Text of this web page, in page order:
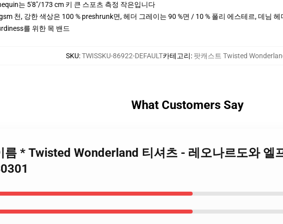
는 5'8"/173 cm 키 큰 스포츠 측정 작은입니다
천, 강한 색상은 100 % preshrunk면, 헤더 그레이는 90 %면 / 10 % 폴리 에스테르, 데님
를 위한 목 밴드
SKU:TWISSKU-86922-DEFAULT카테고리: 팟캐스트 Twisted
What Customers Say
* Twisted Wonderland 티셔츠 - 레오나르도와 엘